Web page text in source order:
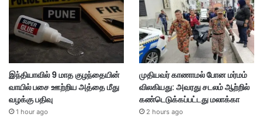
இந்தியாவில் 9 மாத குழந்தையின்
வாயில் பசை ஊற்றிய அத்தை மீது
வழக்கு பதிவு
1 hour ago
முதியவர் காணாமல் போன மர்மம்
விலகியது: அவரது சடலம் ஆற்றில்
கண்டெடுக்கப்பட்டது மலாக்கா
2 hours ago